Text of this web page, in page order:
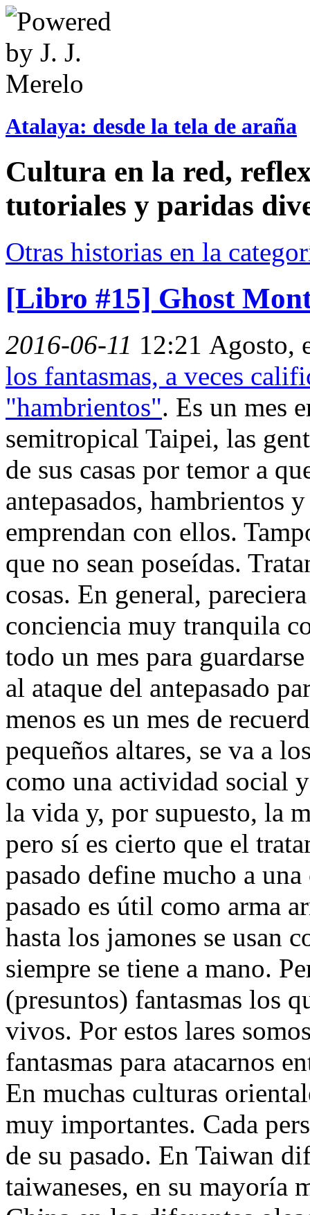
Atalaya: desde la tela de araña
Cultura en la red,
tutoriales y paridas
Otras historias en la
[Libro #15] Ghost
2016-06-11 12:21 Agosto,
los fantasmas, a veces
"hambrientos". Es un mes
semitropical Taipei, las
de sus casas por temor a
antepasados, hambrientos
emprendan con ellos.
que no sean poseídas.
cosas. En general,
conciencia muy tranquila
todo un mes para
al ataque del antepasado
menos es un mes de
pequeños altares, se va a
como una actividad social
la vida y, por supuesto, la
pero sí es cierto que el
pasado define mucho a
pasado es útil como arma
hasta los jamones se usan
siempre se tiene a mano.
(presuntos) fantasmas los
vivos. Por estos lares
fantasmas para atacarnos
En muchas culturas
muy importantes. Cada
de su pasado. En Taiwan
taiwaneses, en su mayoría